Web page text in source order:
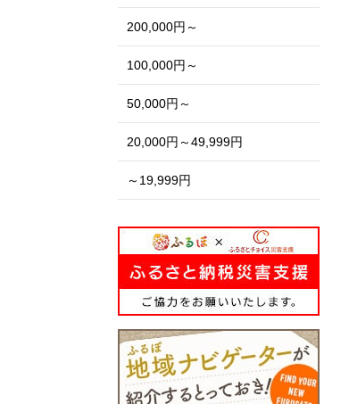
200,000円～
100,000円～
50,000円～
20,000円～49,999円
～19,999円